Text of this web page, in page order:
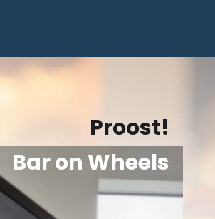
Proost!
Bar on Wheels